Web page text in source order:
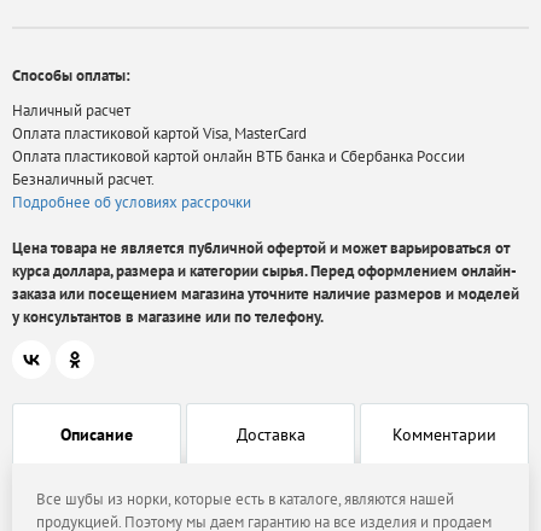
Способы оплаты:
Наличный расчет
Оплата пластиковой картой Visa, MasterCard
Оплата пластиковой картой онлайн ВТБ банка и Сбербанка России
Безналичный расчет.
Подробнее об условиях рассрочки
Цена товара не является публичной офертой и может варьироваться от
курса доллара, размера и категории сырья. Перед оформлением онлайн-
заказа или посещением магазина уточните наличие размеров и моделей
у консультантов в магазине или по телефону.
Описание Доставка Комментарии
Все шубы из норки, которые есть в каталоге, являются нашей
продукцией. Поэтому мы даем гарантию на все изделия и продаем